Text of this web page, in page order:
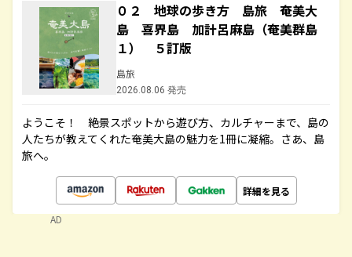
０２ 地球の歩き方 島旅 奄美大
島 喜界島 加計呂麻島（奄美群島
１） ５訂版
島旅
2026.08.06 発売
ようこそ！ 絶景スポットから遊び方、カルチャーまで、島の
人たちが教えてくれた奄美大島の魅力を1冊に凝縮。さあ、島
旅へ。
詳細を見る
AD